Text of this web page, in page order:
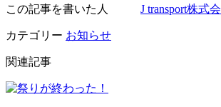
この記事を書いた人 J transport株式
カテゴリー お知らせ
関連記事